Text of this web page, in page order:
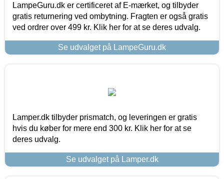
LampeGuru.dk er certificeret af E-mærket, og tilbyder
gratis returnering ved ombytning. Fragten er også gratis
ved ordrer over 499 kr. Klik her for at se deres udvalg.
Se udvalget på LampeGuru.dk
Lamper.dk tilbyder prismatch, og leveringen er gratis
hvis du køber for mere end 300 kr. Klik her for at se
deres udvalg.
Se udvalget på Lamper.dk